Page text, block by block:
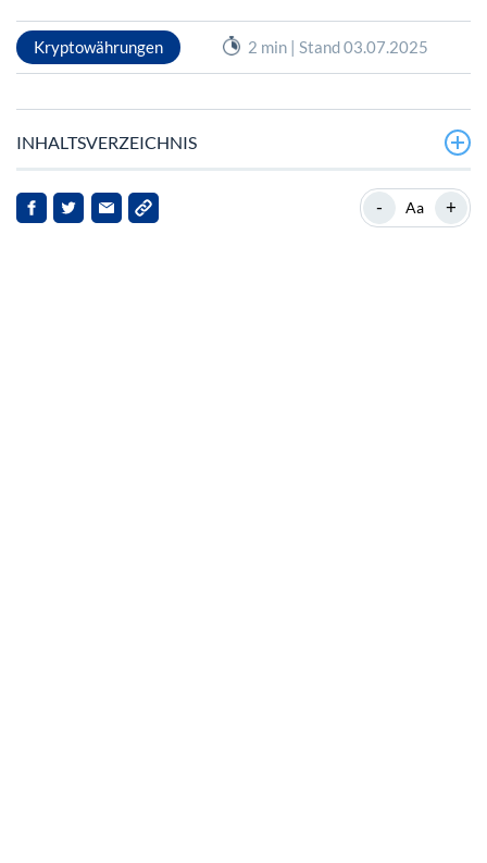
Kryptowährungen 2 min | Stand 03.07.2025
INHALTSVERZEICHNIS
Fartcoin-Marktturbulenzen
- Aa +